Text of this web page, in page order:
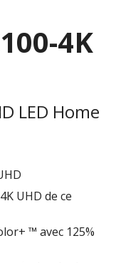
4K
LED Home
UHD de ce
™ avec 125%